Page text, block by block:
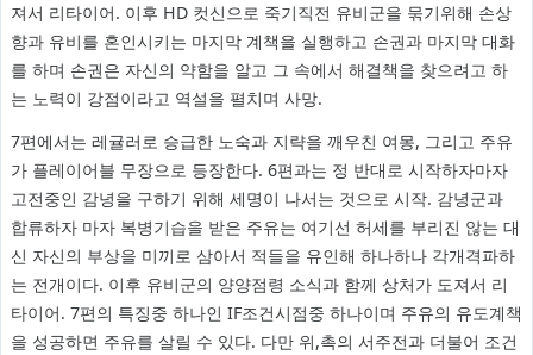
져서 리타이어. 이후 HD 컷신으로 죽기직전 유비군을 묶기위해 손상
향과 유비를 혼인시키는 마지막 계책을 실행하고 손권과 마지막 대화
를 하며 손권은 자신의 약함을 알고 그 속에서 해결책을 찾으려고 하
는 노력이 강점이라고 역설을 펼치며 사망.
7편에서는 레귤러로 승급한 노숙과 지략을 깨우친 여몽, 그리고 주유
가 플레이어블 무장으로 등장한다. 6편과는 정 반대로 시작하자마자
고전중인 감녕을 구하기 위해 세명이 나서는 것으로 시작. 감녕군과
합류하자 마자 복병기습을 받은 주유는 여기선 허세를 부리진 않는 대
신 자신의 부상을 미끼로 삼아서 적들을 유인해 하나하나 각개격파하
는 전개이다. 이후 유비군의 양양점령 소식과 함께 상처가 도져서 리
타이어. 7편의 특징중 하나인 IF조건시점중 하나이며 주유의 유도계책
을 성공하면 주유를 살릴 수 있다. 다만 위,촉의 서주전과 더불어 조건